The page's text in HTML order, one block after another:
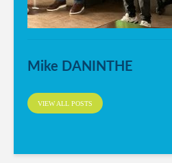
Mike DANINTHE
VIEW ALL POSTS